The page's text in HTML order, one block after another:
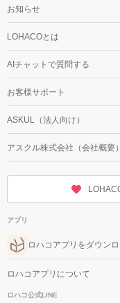
お知らせ
LOHACOとは
AIチャットで質問する
お客様サポート
ASKUL（法人向け）
アスクル株式会社（会社概要）
アプリ
ロハコアプリをダウン
ロハコアプリについて
ロハコ公式LINE